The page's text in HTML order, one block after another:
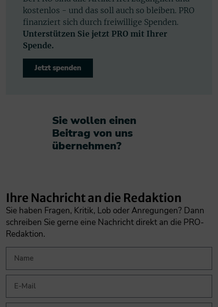
kostenlos - und das soll auch so bleiben. PRO
finanziert sich durch freiwillige Spenden.
Unterstützen Sie jetzt PRO mit Ihrer
Spende.
Jetzt spenden
Sie wollen einen
Beitrag von uns
übernehmen?​
Ihre Nachricht an die Redaktion
Sie haben Fragen, Kritik, Lob oder Anregungen? Dann
schreiben Sie gerne eine Nachricht direkt an die PRO-
Redaktion.